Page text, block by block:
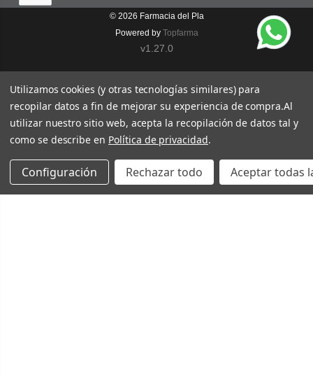
© 2026 Farmacia del Pla
Powered by Topfarma
v1.27.0
Utilizamos cookies (y otras tecnologías similares) para
recopilar datos a fin de mejorar su experiencia de compra.Al
utilizar nuestro sitio web, acepta la recopilación de datos tal y
como se describe en Política de privacidad.
Configuración Rechazar todo Aceptar todas